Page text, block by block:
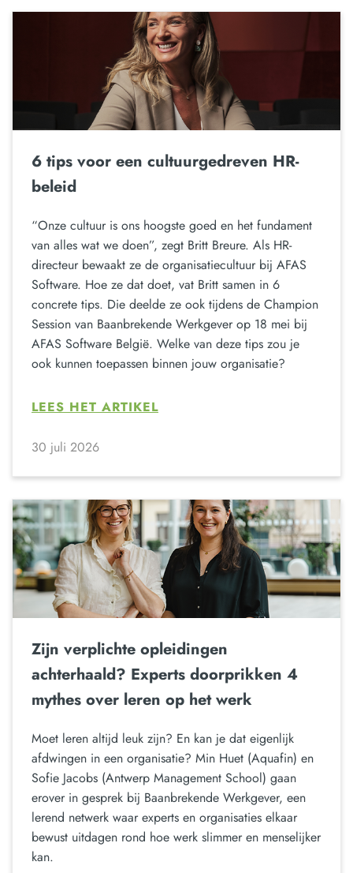
6 tips voor een cultuurgedreven HR-
beleid
“Onze cultuur is ons hoogste goed en het fundament
van alles wat we doen”, zegt Britt Breure. Als HR-
directeur bewaakt ze de organisatiecultuur bij AFAS
Software. Hoe ze dat doet, vat Britt samen in 6
concrete tips. Die deelde ze ook tijdens de Champion
Session van Baanbrekende Werkgever op 18 mei bij
AFAS Software België. Welke van deze tips zou je
ook kunnen toepassen binnen jouw organisatie?
LEES HET ARTIKEL
30 juli 2026
Zijn verplichte opleidingen
achterhaald? Experts doorprikken 4
mythes over leren op het werk
Moet leren altijd leuk zijn? En kan je dat eigenlijk
afdwingen in een organisatie? Min Huet (Aquafin) en
Sofie Jacobs (Antwerp Management School) gaan
erover in gesprek bij Baanbrekende Werkgever, een
lerend netwerk waar experts en organisaties elkaar
bewust uitdagen rond hoe werk slimmer en menselijker
kan.